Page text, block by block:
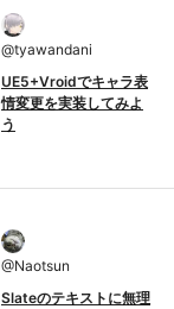
@tyawandani
UE5+Vroidでキャラ表
情変更を実装してみよ
う
@Naotsun
Slateのテキストに無理